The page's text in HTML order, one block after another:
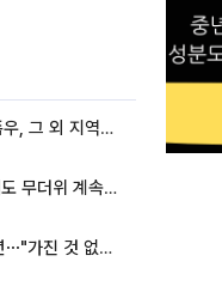
동해안은 시간당 80㎜ 폭우, 그 외 지역은 폭염…‘극과 극 날씨’
[내일 날씨] 폭염 한풀 꺾여도 무더위 계속⋯동해안 이틀 연속 비
임영웅, 어느덧 데뷔 10주년⋯"가진 것 없던 시절, 내 앞엔 20명의 팬뿐"